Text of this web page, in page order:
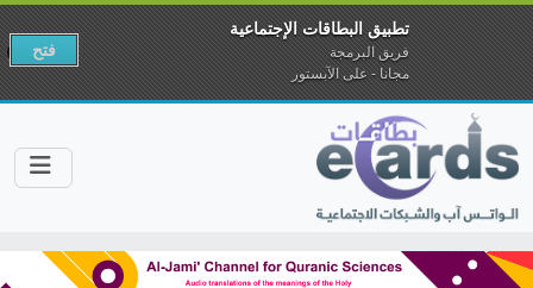
تطبيق البطاقات الإجتماعية
فريق البرمجة
مجانا - على الآبستور
فتح